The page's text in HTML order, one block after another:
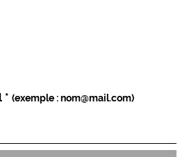
* (exemple : nom@mail.com)